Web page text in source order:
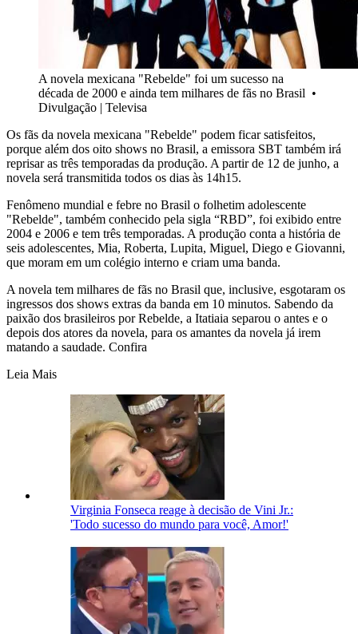
A novela mexicana "Rebelde" foi um sucesso na
década de 2000 e ainda tem milhares de fãs no Brasil •
Divulgação | Televisa
Os fãs da novela mexicana "Rebelde" podem ficar satisfeitos,
porque além dos oito shows no Brasil, a emissora SBT também irá
reprisar as três temporadas da produção. A partir de 12 de junho, a
novela será transmitida todos os dias às 14h15.
Fenômeno mundial e febre no Brasil o folhetim adolescente
"Rebelde", também conhecido pela sigla “RBD”, foi exibido entre
2004 e 2006 e tem três temporadas. A produção conta a história de
seis adolescentes, Mia, Roberta, Lupita, Miguel, Diego e Giovanni,
que moram em um colégio interno e criam uma banda.
A novela tem milhares de fãs no Brasil que, inclusive, esgotaram os
ingressos dos shows extras da banda em 10 minutos. Sabendo da
paixão dos brasileiros por Rebelde, a Itatiaia separou o antes e o
depois dos atores da novela, para os amantes da novela já irem
matando a saudade. Confira
Leia Mais
Virginia Fonseca reage à decisão de Vini Jr.:
'Todo sucesso do mundo para você, Amor!'